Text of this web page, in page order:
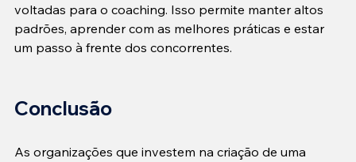
voltadas para o coaching. Isso permite manter altos
padrões, aprender com as melhores práticas e estar
um passo à frente dos concorrentes.
Conclusão
As organizações que investem na criação de uma